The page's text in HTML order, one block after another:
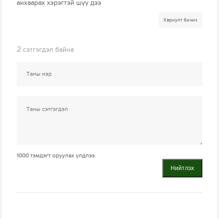
анхаарах хэрэгтэй шүү дээ
Хариулт бичих
2 сэтгэгдэл байна
1000 тэмдэгт оруулах үлдлээ.
Нийтлэх